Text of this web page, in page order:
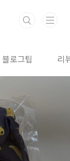
블로그팁 리